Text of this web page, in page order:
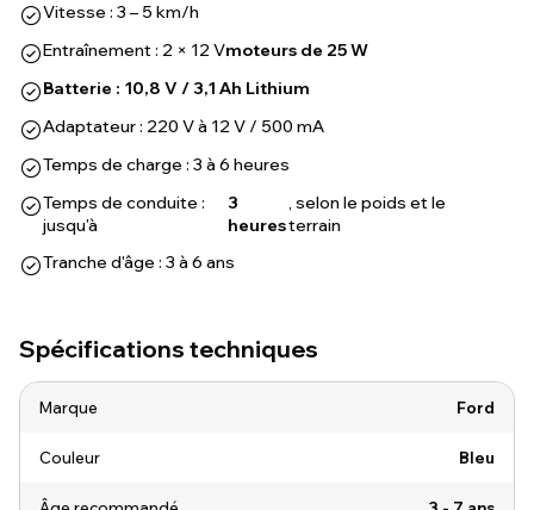
Vitesse : 3 – 5 km/h
Entraînement : 2 × 12 Vmoteurs de 25 W
Batterie : 10,8 V / 3,1 Ah Lithium
Adaptateur : 220 V à 12 V / 500 mA
Temps de charge : 3 à 6 heures
Temps de conduite :
jusqu'à
3
heures
, selon le poids et le
terrain
Tranche d'âge : 3 à 6 ans
Spécifications techniques
Marque Ford
Couleur Bleu